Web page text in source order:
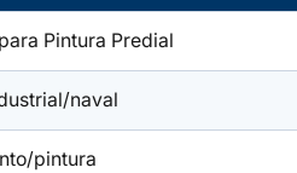
Pintura Predial
naval
pintura